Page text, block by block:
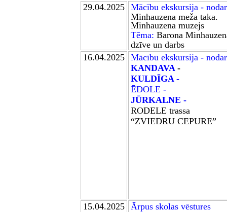
29.04.2025 Mācību ekskursija -
Minhauzena meža taka.
Minhauzena muzejs
Tēma: Barona
dzīve un darbs
16.04.2025 Mācību ekskursija -
KANDAVA-
KULDĪGA -
ĒDOLE -
JŪRKALNE -
RODELE trassa
“ZVIEDRU CEPURE”
15.04.2025 Ārpus skolas vēstures